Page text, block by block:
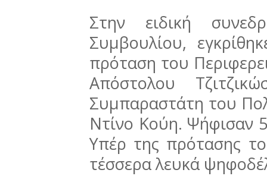
Στην ειδική
Συμβουλίου,
πρόταση του
Απόστολου
Συμπαραστάτη του
Ντίνο Κούη. Ψήφισαν
Υπέρ της πρότασης
τέσσερα λευκά